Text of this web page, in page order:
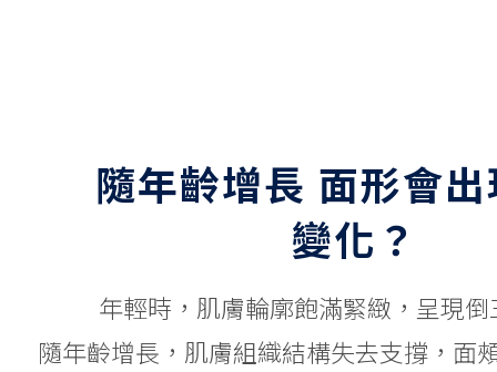
隨年齡增長 面形會
變化？
年輕時，肌膚輪廓飽滿緊緻，呈現
隨年齡增長，肌膚組織結構失去支撐，面